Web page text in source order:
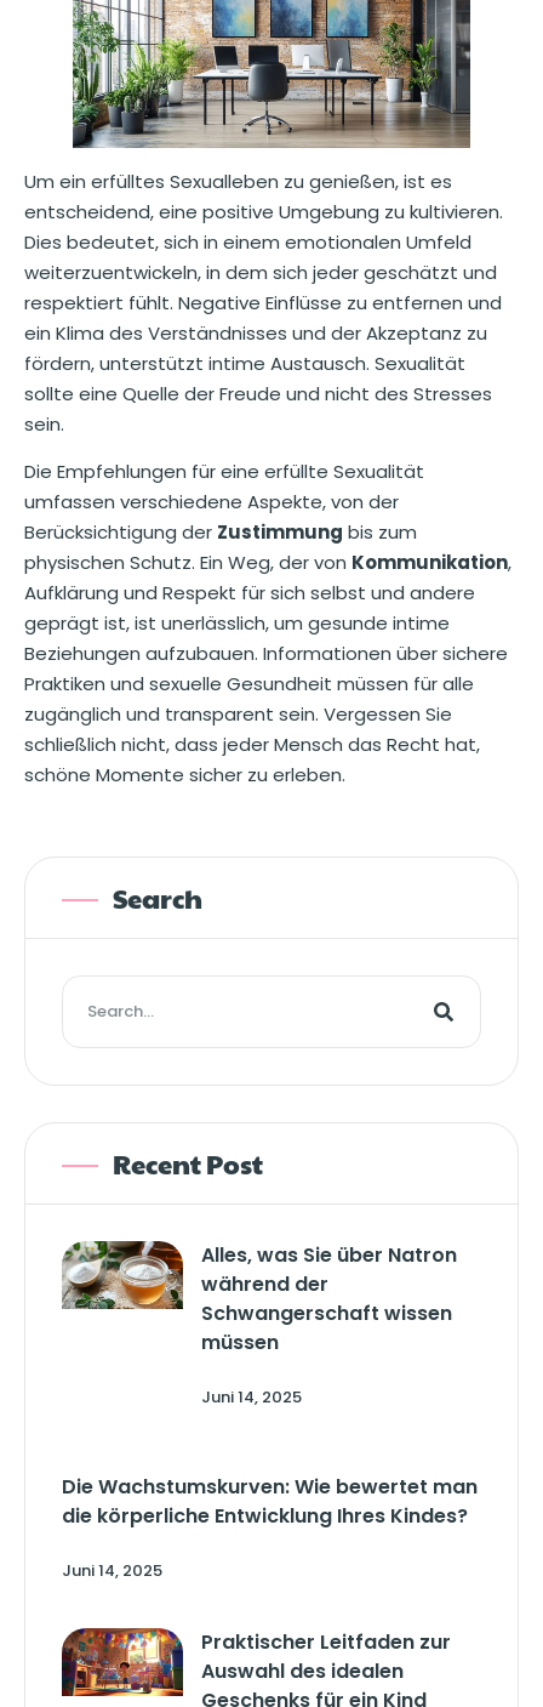
Um ein erfülltes Sexualleben zu genießen, ist es
entscheidend, eine positive Umgebung zu kultivieren.
Dies bedeutet, sich in einem emotionalen Umfeld
weiterzuentwickeln, in dem sich jeder geschätzt und
respektiert fühlt. Negative Einflüsse zu entfernen und
ein Klima des Verständnisses und der Akzeptanz zu
fördern, unterstützt intime Austausch. Sexualität
sollte eine Quelle der Freude und nicht des Stresses
sein.
Die Empfehlungen für eine erfüllte Sexualität
umfassen verschiedene Aspekte, von der
Berücksichtigung der Zustimmung bis zum
physischen Schutz. Ein Weg, der von Kommunikation,
Aufklärung und Respekt für sich selbst und andere
geprägt ist, ist unerlässlich, um gesunde intime
Beziehungen aufzubauen. Informationen über sichere
Praktiken und sexuelle Gesundheit müssen für alle
zugänglich und transparent sein. Vergessen Sie
schließlich nicht, dass jeder Mensch das Recht hat,
schöne Momente sicher zu erleben.
Search
Recent Post
Alles, was Sie über Natron
während der
Schwangerschaft wissen
müssen
Juni 14, 2025
Die Wachstumskurven: Wie bewertet man
die körperliche Entwicklung Ihres Kindes?
Juni 14, 2025
Praktischer Leitfaden zur
Auswahl des idealen
Geschenks für ein Kind